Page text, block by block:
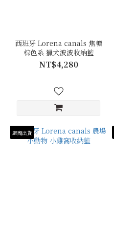
西班牙 Lorena canals 焦糖
棕色系 獵犬波波收納籃
NT$4,280
廠商出貨